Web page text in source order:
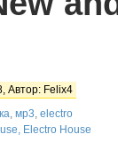
Автор: Felix4
, мр3, electro
Electro House